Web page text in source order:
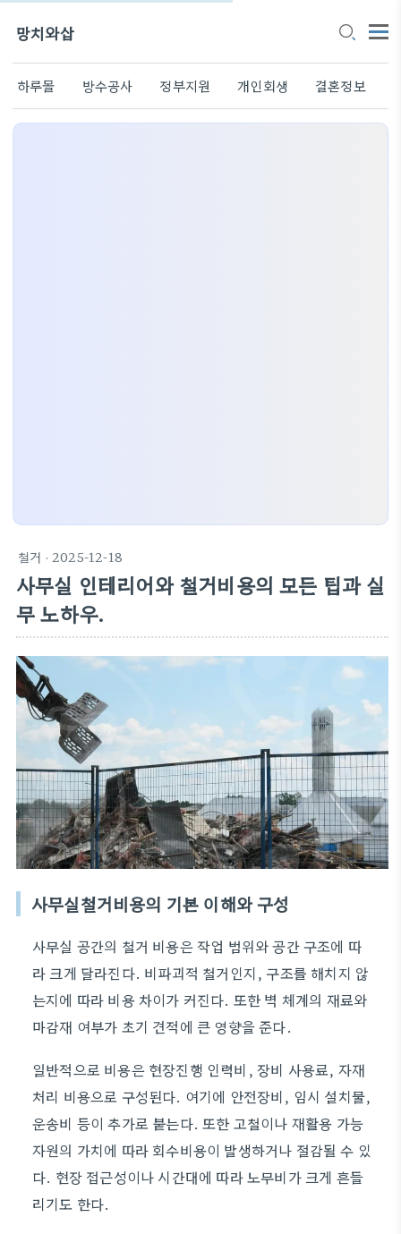
망치와삽
하루몰 방수공사 정부지원 개인회생 결혼정보
철거 · 2025-12-18
사무실 인테리어와 철거비용의 모든 팁과 실
무 노하우.
사무실철거비용의 기본 이해와 구성
사무실 공간의 철거 비용은 작업 범위와 공간 구조에 따
라 크게 달라진다. 비파괴적 철거인지, 구조를 해치지 않
는지에 따라 비용 차이가 커진다. 또한 벽 체계의 재료와
마감재 여부가 초기 견적에 큰 영향을 준다.
일반적으로 비용은 현장진행 인력비, 장비 사용료, 자재
처리 비용으로 구성된다. 여기에 안전장비, 임시 설치물,
운송비 등이 추가로 붙는다. 또한 고철이나 재활용 가능
자원의 가치에 따라 회수비용이 발생하거나 절감될 수 있
다. 현장 접근성이나 시간대에 따라 노무비가 크게 흔들
리기도 한다.